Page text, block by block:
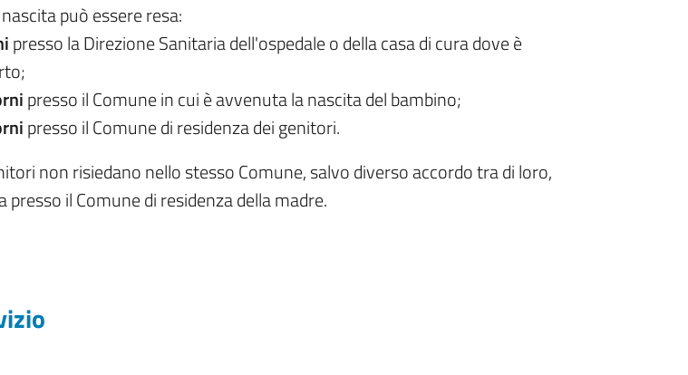
può essere resa:
presso la Direzione Sanitaria dell'ospedale o della casa di cura dove è
presso il Comune in cui è avvenuta la nascita del bambino;
presso il Comune di residenza dei genitori.
non risiedano nello stesso Comune, salvo diverso accordo tra di loro,
presso il Comune di residenza della madre.